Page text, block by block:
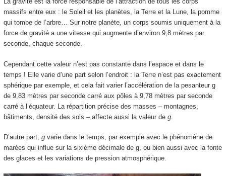
massifs entre eux : le Soleil et les planètes, la Terre et la Lune, la pomme
qui tombe de l’arbre… Sur notre planète, un corps soumis uniquement à la
force de gravité a une vitesse qui augmente d’environ 9,8 mètres par
seconde, chaque seconde.
Cependant cette valeur n’est pas constante dans l’espace et dans le
temps ! Elle varie d’une part selon l’endroit : la Terre n’est pas exactement
sphérique par exemple, et cela fait varier l’accélération de la pesanteur g
de 9,83 mètres par seconde carré aux pôles à 9,78 mètres par seconde
carré à l’équateur. La répartition précise des masses – montagnes,
bâtiments, densité des sols – affecte aussi la valeur de g.
D’autre part, gvarie dans le temps, par exemple avec le phénomène de
marées qui influe sur la sixième décimale de g, ou bien aussi avec la fonte
des glaces et les variations de pression atmosphérique.